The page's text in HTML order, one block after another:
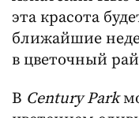
эта красота
ближайшие
в цветочный
В Century Park